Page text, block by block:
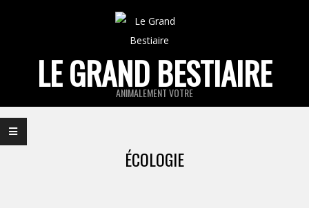
LE GRAND BESTIAIRE
ANIMALEMENT VOTRE
Primary
Navigation
ÉCOLOGIE